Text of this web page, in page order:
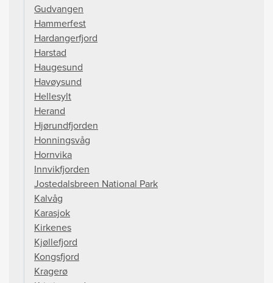
Gudvangen
Hammerfest
Hardangerfjord
Harstad
Haugesund
Havøysund
Hellesylt
Herand
Hjørundfjorden
Honningsvåg
Hornvika
Innvikfjorden
Jostedalsbreen National Park
Kalvåg
Karasjok
Kirkenes
Kjøllefjord
Kongsfjord
Kragerø